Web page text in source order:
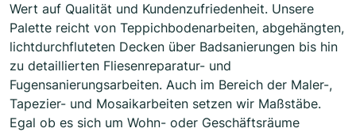
Wert auf Qualität und Kundenzufriedenheit. Unsere
Palette reicht von Teppichbodenarbeiten, abgehängten,
lichtdurchfluteten Decken über Badsanierungen bis hin
zu detaillierten Fliesenreparatur- und
Fugensanierungsarbeiten. Auch im Bereich der Maler-,
Tapezier- und Mosaikarbeiten setzen wir Maßstäbe.
Egal ob es sich um Wohn- oder Geschäftsräume